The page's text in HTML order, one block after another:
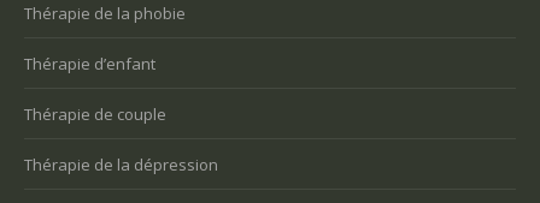
Thérapie de la phobie
Thérapie d’enfant
Thérapie de couple
Thérapie de la dépression